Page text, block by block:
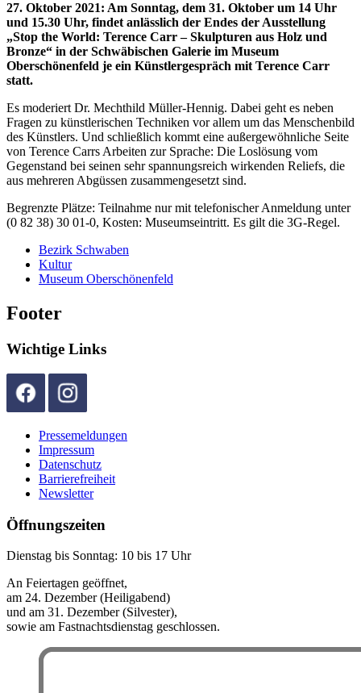
27. Oktober 2021: Am Sonntag, dem 31. Oktober um 14 Uhr
und 15.30 Uhr, findet anlässlich der Endes der Ausstellung
„Stop the World: Terence Carr – Skulpturen aus Holz und
Bronze“ in der Schwäbischen Galerie im Museum
Oberschönenfeld je ein Künstlergespräch mit Terence Carr
statt.
Es moderiert Dr. Mechthild Müller-Hennig. Dabei geht es neben
Fragen zu künstlerischen Techniken vor allem um das Menschenbild
des Künstlers. Und schließlich kommt eine außergewöhnliche Seite
von Terence Carrs Arbeiten zur Sprache: Die Loslösung vom
Gegenstand bei seinen sehr spannungsreich wirkenden Reliefs, die
aus mehreren Abgüssen zusammengesetzt sind.
Begrenzte Plätze: Teilnahme nur mit telefonischer Anmeldung unter
(0 82 38) 30 01-0, Kosten: Museumseintritt. Es gilt die 3G-Regel.
Bezirk Schwaben
Kultur
Museum Oberschönenfeld
Footer
Wichtige Links
Pressemeldungen
Impressum
Datenschutz
Barrierefreiheit
Newsletter
Öffnungszeiten
Dienstag bis Sonntag: 10 bis 17 Uhr
An Feiertagen geöffnet,
am 24. Dezember (Heiligabend)
und am 31. Dezember (Silvester),
sowie am Fastnachtsdienstag geschlossen.